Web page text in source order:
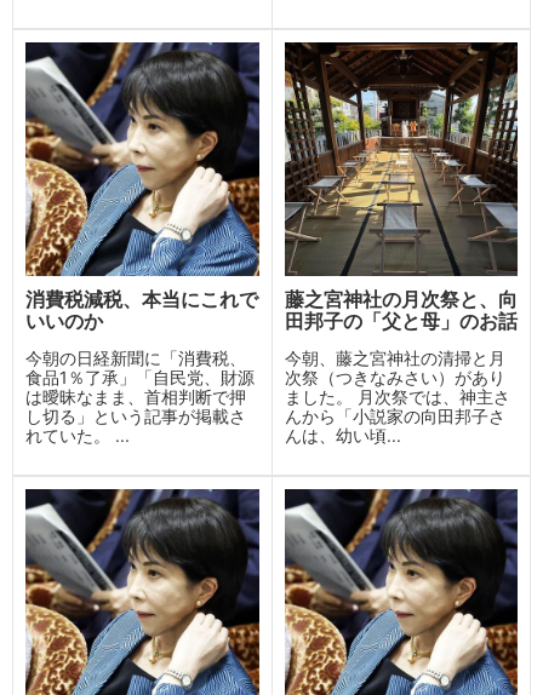
消費税減税、本当にこれで
いいのか
今朝の日経新聞に「消費税、
食品1％了承」「自民党、財源
は曖昧なまま、首相判断で押
し切る」という記事が掲載さ
れていた。 ...
藤之宮神社の月次祭と、向
田邦子の「父と母」のお話
今朝、藤之宮神社の清掃と月
次祭（つきなみさい）があり
ました。 月次祭では、神主さ
んから「小説家の向田邦子さ
んは、幼い頃...